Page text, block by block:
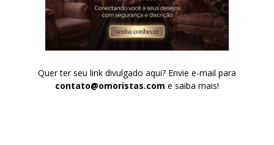
Quer ter seu link divulgado aqui? Envie e-mail para
contato@omoristas.com e saiba mais!